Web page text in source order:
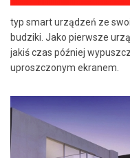
typ smart urządzeń ze
budziki. Jako pierwsze
jakiś czas później
uproszczonym ekranem.